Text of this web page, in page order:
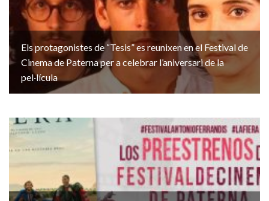
Els protagonistes de “Tesis” es reunixen en el Festival de
Cinema de Paterna per a celebrar l’aniversari de la
pel·lícula